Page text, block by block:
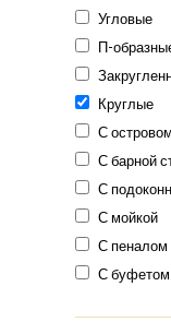
Угловые
П-
Круглые
С островом
С барной
С
С мойкой
С пеналом
С буфетом